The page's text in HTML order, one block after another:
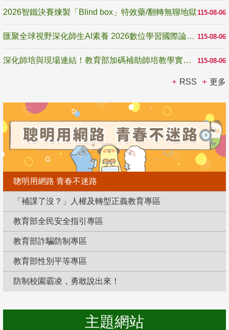
115-08-06
2026智鐵決賽煉製「Blind box」特效藥/翻轉無聊地獄
115-08-06
匯聚全球視野深化師生AI素養 2026數位學習國際論壇高雄登場
115-08-06
深化師培與現場連結！教育部加碼補助師培教學實踐研究 10月師培國際研討會交流教學實踐經驗
RSS 更多
聰明用網路 青春不迷路
「補課了沒？」人權及轉型正義教育專區
教育部全民安全指引專區
教育部詐騙防制專區
教育部性別平等專區
防制校園霸凌，勇敢說出來！
主題網站